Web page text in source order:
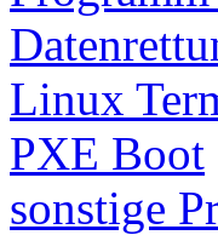
Linux
PXE Boot
sonstige